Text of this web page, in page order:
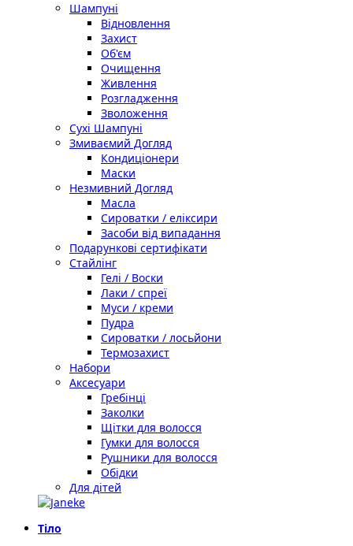
Шампуні
Відновлення
Захист
Об'єм
Очищення
Живлення
Розгладження
Зволоження
Сухі Шампуні
Змиваємий Догляд
Кондиціонери
Маски
Незмивний Догляд
Масла
Сироватки / еліксири
Засоби від випадання
Подарункові сертифікати
Стайлінг
Гелі / Воски
Лаки / спреї
Муси / креми
Пудра
Сироватки / лосьйони
Термозахист
Набори
Аксесуари
Гребінці
Заколки
Щітки для волосся
Гумки для волосся
Рушники для волосся
Обідки
Для дітей
Тіло